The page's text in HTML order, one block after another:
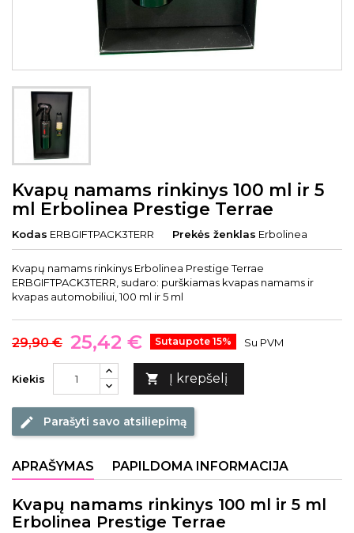
Kvapų namams rinkinys 100 ml ir 5
ml Erbolinea Prestige Terrae
Kodas ERBGIFTPACK3TERR Prekės ženklas Erbolinea
Kvapų namams rinkinys Erbolinea Prestige Terrae
ERBGIFTPACK3TERR, sudaro: purškiamas kvapas namams ir
kvapas automobiliui, 100 ml ir 5 ml
29,90 € 25,42 € Sutaupote 15% Su PVM
Kiekis  Į krepšelį
edit Parašyti savo atsiliepimą
APRAŠYMAS PAPILDOMA INFORMACIJA
Kvapų namams rinkinys 100 ml ir 5 ml
Erbolinea Prestige Terrae